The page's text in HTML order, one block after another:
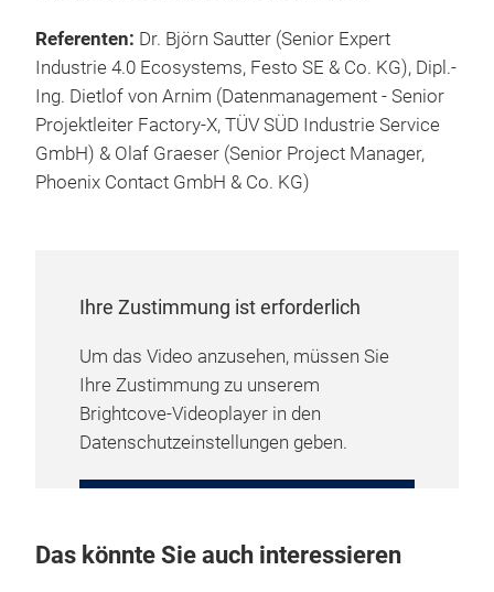
Referenten: Dr. Björn Sautter (Senior Expert
Industrie 4.0 Ecosystems, Festo SE & Co. KG), Dipl.-
Ing. Dietlof von Arnim (Datenmanagement - Senior
Projektleiter Factory-X, TÜV SÜD Industrie Service
GmbH) & Olaf Graeser (Senior Project Manager,
Phoenix Contact GmbH & Co. KG)
Ihre Zustimmung ist erforderlich
Um das Video anzusehen, müssen Sie
Ihre Zustimmung zu unserem
Brightcove-Videoplayer in den
Datenschutzeinstellungen geben.
Das könnte Sie auch interessieren